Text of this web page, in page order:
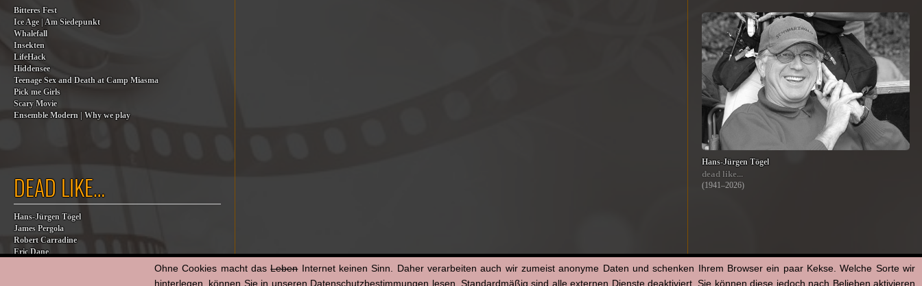
Bitteres Fest
Ice Age | Am Siedepunkt
Whalefall
Insekten
LifeHack
Hiddensee
Teenage Sex and Death at Camp Miasma
Pick me Girls
Scary Movie
Ensemble Modern | Why we play
DEAD LIKE…
Hans-Jürgen Tögel
James Pergola
Robert Carradine
Eric Dane
Hans-Jürgen Tögel
dead like...
(1941–2026)
Ohne Cookies macht dasLebenInternet keinen Sinn. Daher verarbeiten auch wir zumeist anonyme Daten und schenken Ihrem Browser ein paar Kekse. Welche Sorte wir
hinterlegen, können Sie in unseren Datenschutzbestimmungen lesen. Standardmäßig sind alle externen Dienste deaktiviert. Sie können diese jedoch nach Belieben aktivieren